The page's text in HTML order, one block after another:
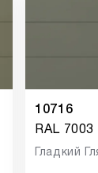
10716
RAL 7003
Гладкий